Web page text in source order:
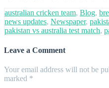
australian cricken team, Blog,
news updates, Newspaper,
pakistan vs australia test match,
Leave a Comment
Your email address will not be
marked *